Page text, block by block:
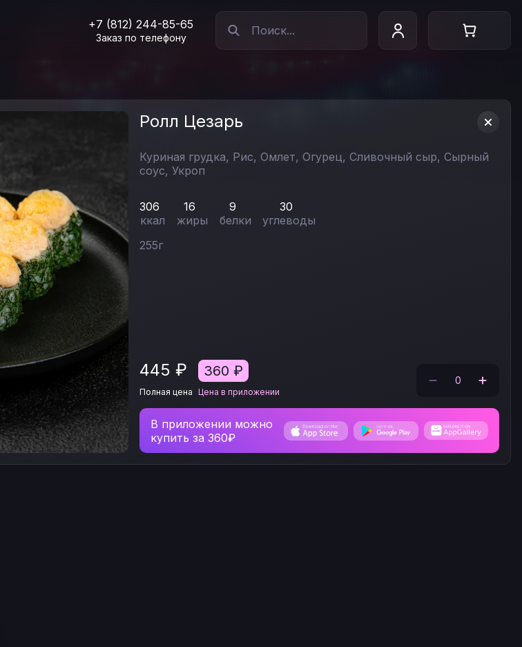
+7 (812) 244-85-65
Заказ по телефону
Ролл Цезарь
Куриная грудка, Рис,Омлет,Огурец,Сливочный сыр,Сырный
соус,Укроп
306
ккал
16
жиры
9
белки
30
углеводы
255г
445₽
Полная цена
360₽
Цена в приложении
0
В приложении можно
купить за 360₽